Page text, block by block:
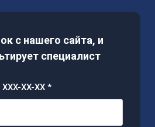
с нашего сайта, и
специалист
XX-XX *